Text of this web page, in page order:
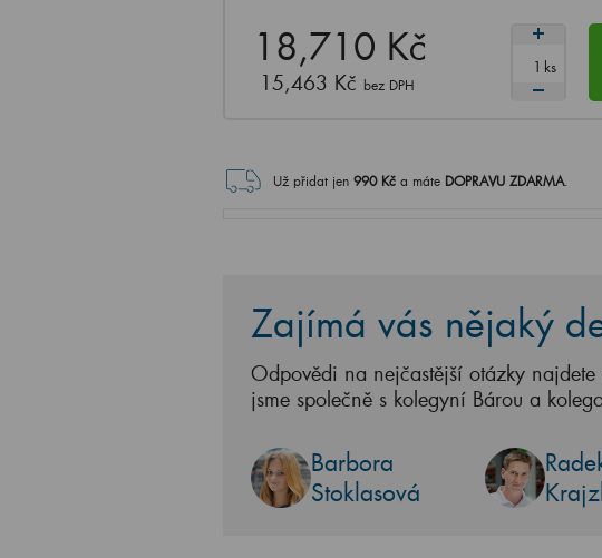
18,710 Kč
15,463 Kč bez DPH
ks
Už přidat jen 990Kč a máte DOPRAVU ZDARMA.
Zajímá vás nějaký
Odpovědi na nejčastější otázky
jsme společně s kolegyní Bárou a
Barbora
Stoklasová
Krajzl